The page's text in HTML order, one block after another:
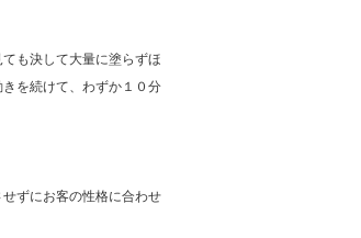
も決して大量に塗らずほ
を続けて、わずか１０分
ずにお客の性格に合わせ